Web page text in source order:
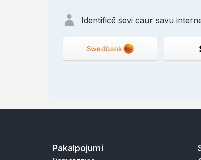
Identificē sevi caur savu
Pakalpojumi